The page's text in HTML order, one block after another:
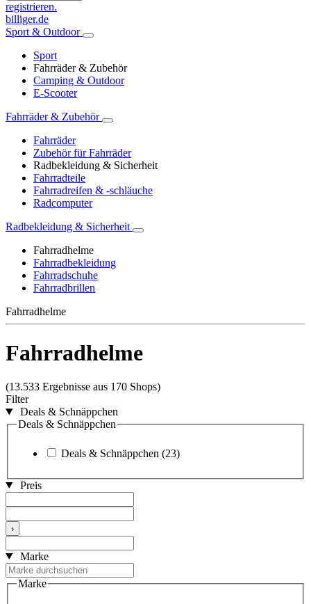
registrieren.
billiger.de
Sport & Outdoor
Sport
Fahrräder & Zubehör
Camping & Outdoor
E-Scooter
Fahrräder & Zubehör
Fahrräder
Zubehör für Fahrräder
Radbekleidung & Sicherheit
Fahrradteile
Fahrradreifen & -schläuche
Radcomputer
Radbekleidung & Sicherheit
Fahrradhelme
Fahrradbekleidung
Fahrradschuhe
Fahrradbrillen
Fahrradhelme
Fahrradhelme
(13.533 Ergebnisse aus 170 Shops)
Filter
Deals & Schnäppchen
Deals & Schnäppchen
Deals & Schnäppchen (23)
Preis
›
Marke
Marke